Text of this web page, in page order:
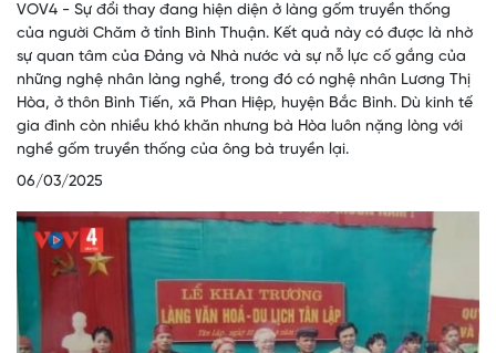
VOV4 - Sự đổi thay đang hiện diện ở làng gốm truyền thống
của người Chăm ở tỉnh Bình Thuận. Kết quả này có được là nhờ
sự quan tâm của Đảng và Nhà nước và sự nỗ lực cố gắng của
những nghệ nhân làng nghề, trong đó có nghệ nhân Lương Thị
Hòa, ở thôn Bình Tiến, xã Phan Hiệp, huyện Bắc Bình. Dù kinh tế
gia đình còn nhiều khó khăn nhưng bà Hòa luôn nặng lòng với
nghề gốm truyền thống của ông bà truyền lại.
06/03/2025